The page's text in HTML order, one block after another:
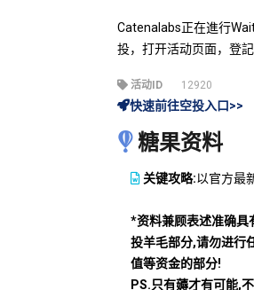
Catenalabs正在進行
投，打开活动页面，登
活动ID 12920
快速前往空投入口>>
糖果资料
关键攻略:以官方最
*资料兼顾表述准确具
投羊毛部分,请勿进行
值等资金的部分!
PS.只有薅才有可能,